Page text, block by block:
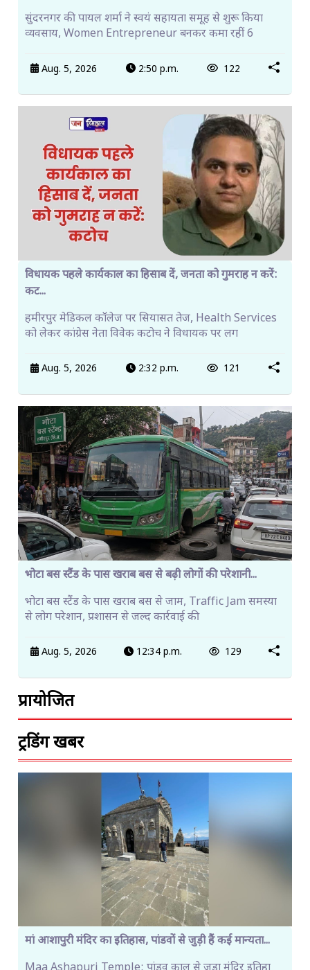
सुंदरनगर की पायल शर्मा ने स्वयं सहायता समूह से शुरू किया
व्यवसाय, Women Entrepreneur बनकर कमा रहीं 6
Aug. 5, 2026 2:50 p.m. 122
विधायक पहले कार्यकाल का हिसाब दें, जनता को गुमराह न करें:
कट...
हमीरपुर मेडिकल कॉलेज पर सियासत तेज, Health Services
को लेकर कांग्रेस नेता विवेक कटोच ने विधायक पर लग
Aug. 5, 2026 2:32 p.m. 121
भोटा बस स्टैंड के पास खराब बस से बढ़ी लोगों की परेशानी...
भोटा बस स्टैंड के पास खराब बस से जाम, Traffic Jam समस्या
से लोग परेशान, प्रशासन से जल्द कार्रवाई की
Aug. 5, 2026 12:34 p.m. 129
प्रायोजित
ट्रेंडिंग खबरें
मां आशापुरी मंदिर का इतिहास, पांडवों से जुड़ी हैं कई मान्यता...